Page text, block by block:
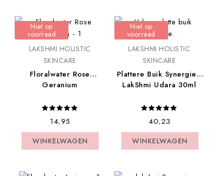
Niet op
voorraad
LAKSHMI HOLISTIC
SKINCARE
Floralwater Rose
Geranium
€ 14,95
WINKELWAGEN
WINKELWAGEN
Niet op
voorraad
LAKSHMI HOLISTIC
SKINCARE
Plattere Buik Synergie -
LakShmi Udara 30ml
€ 40,23
WINKELWAGEN
WINKELWAGEN